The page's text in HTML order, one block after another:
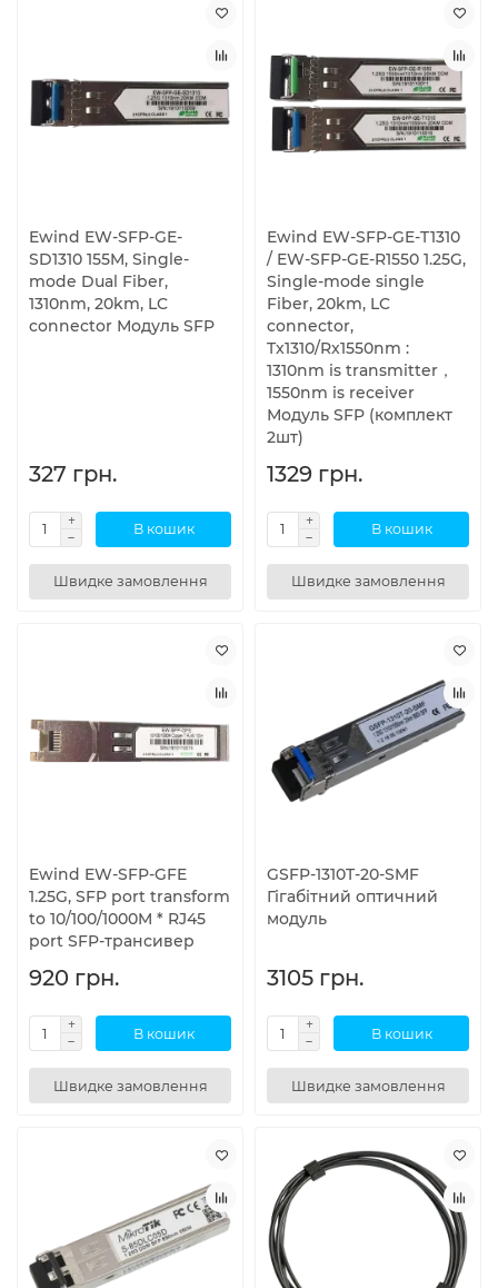
Ewind EW-SFP-GE-
SD1310 155M, Single-
mode Dual Fiber,
1310nm, 20km, LC
connector Модуль SFP
327 грн.
В кошик
Швидке замовлення
Ewind EW-SFP-GE-T1310
/ EW-SFP-GE-R1550 1.25G,
Single-mode single
Fiber, 20km, LC
connector,
Tx1310/Rx1550nm :
1310nm is transmitter，
1550nm is receiver
Модуль SFP (комплект
2шт)
1329 грн.
В кошик
Швидке замовлення
Ewind EW-SFP-GFE
1.25G, SFP port transform
to 10/100/1000M * RJ45
port SFP-трансивер
920 грн.
В кошик
Швидке замовлення
GSFP-1310T-20-SMF
Гігабітний оптичний
модуль
3105 грн.
В кошик
Швидке замовлення